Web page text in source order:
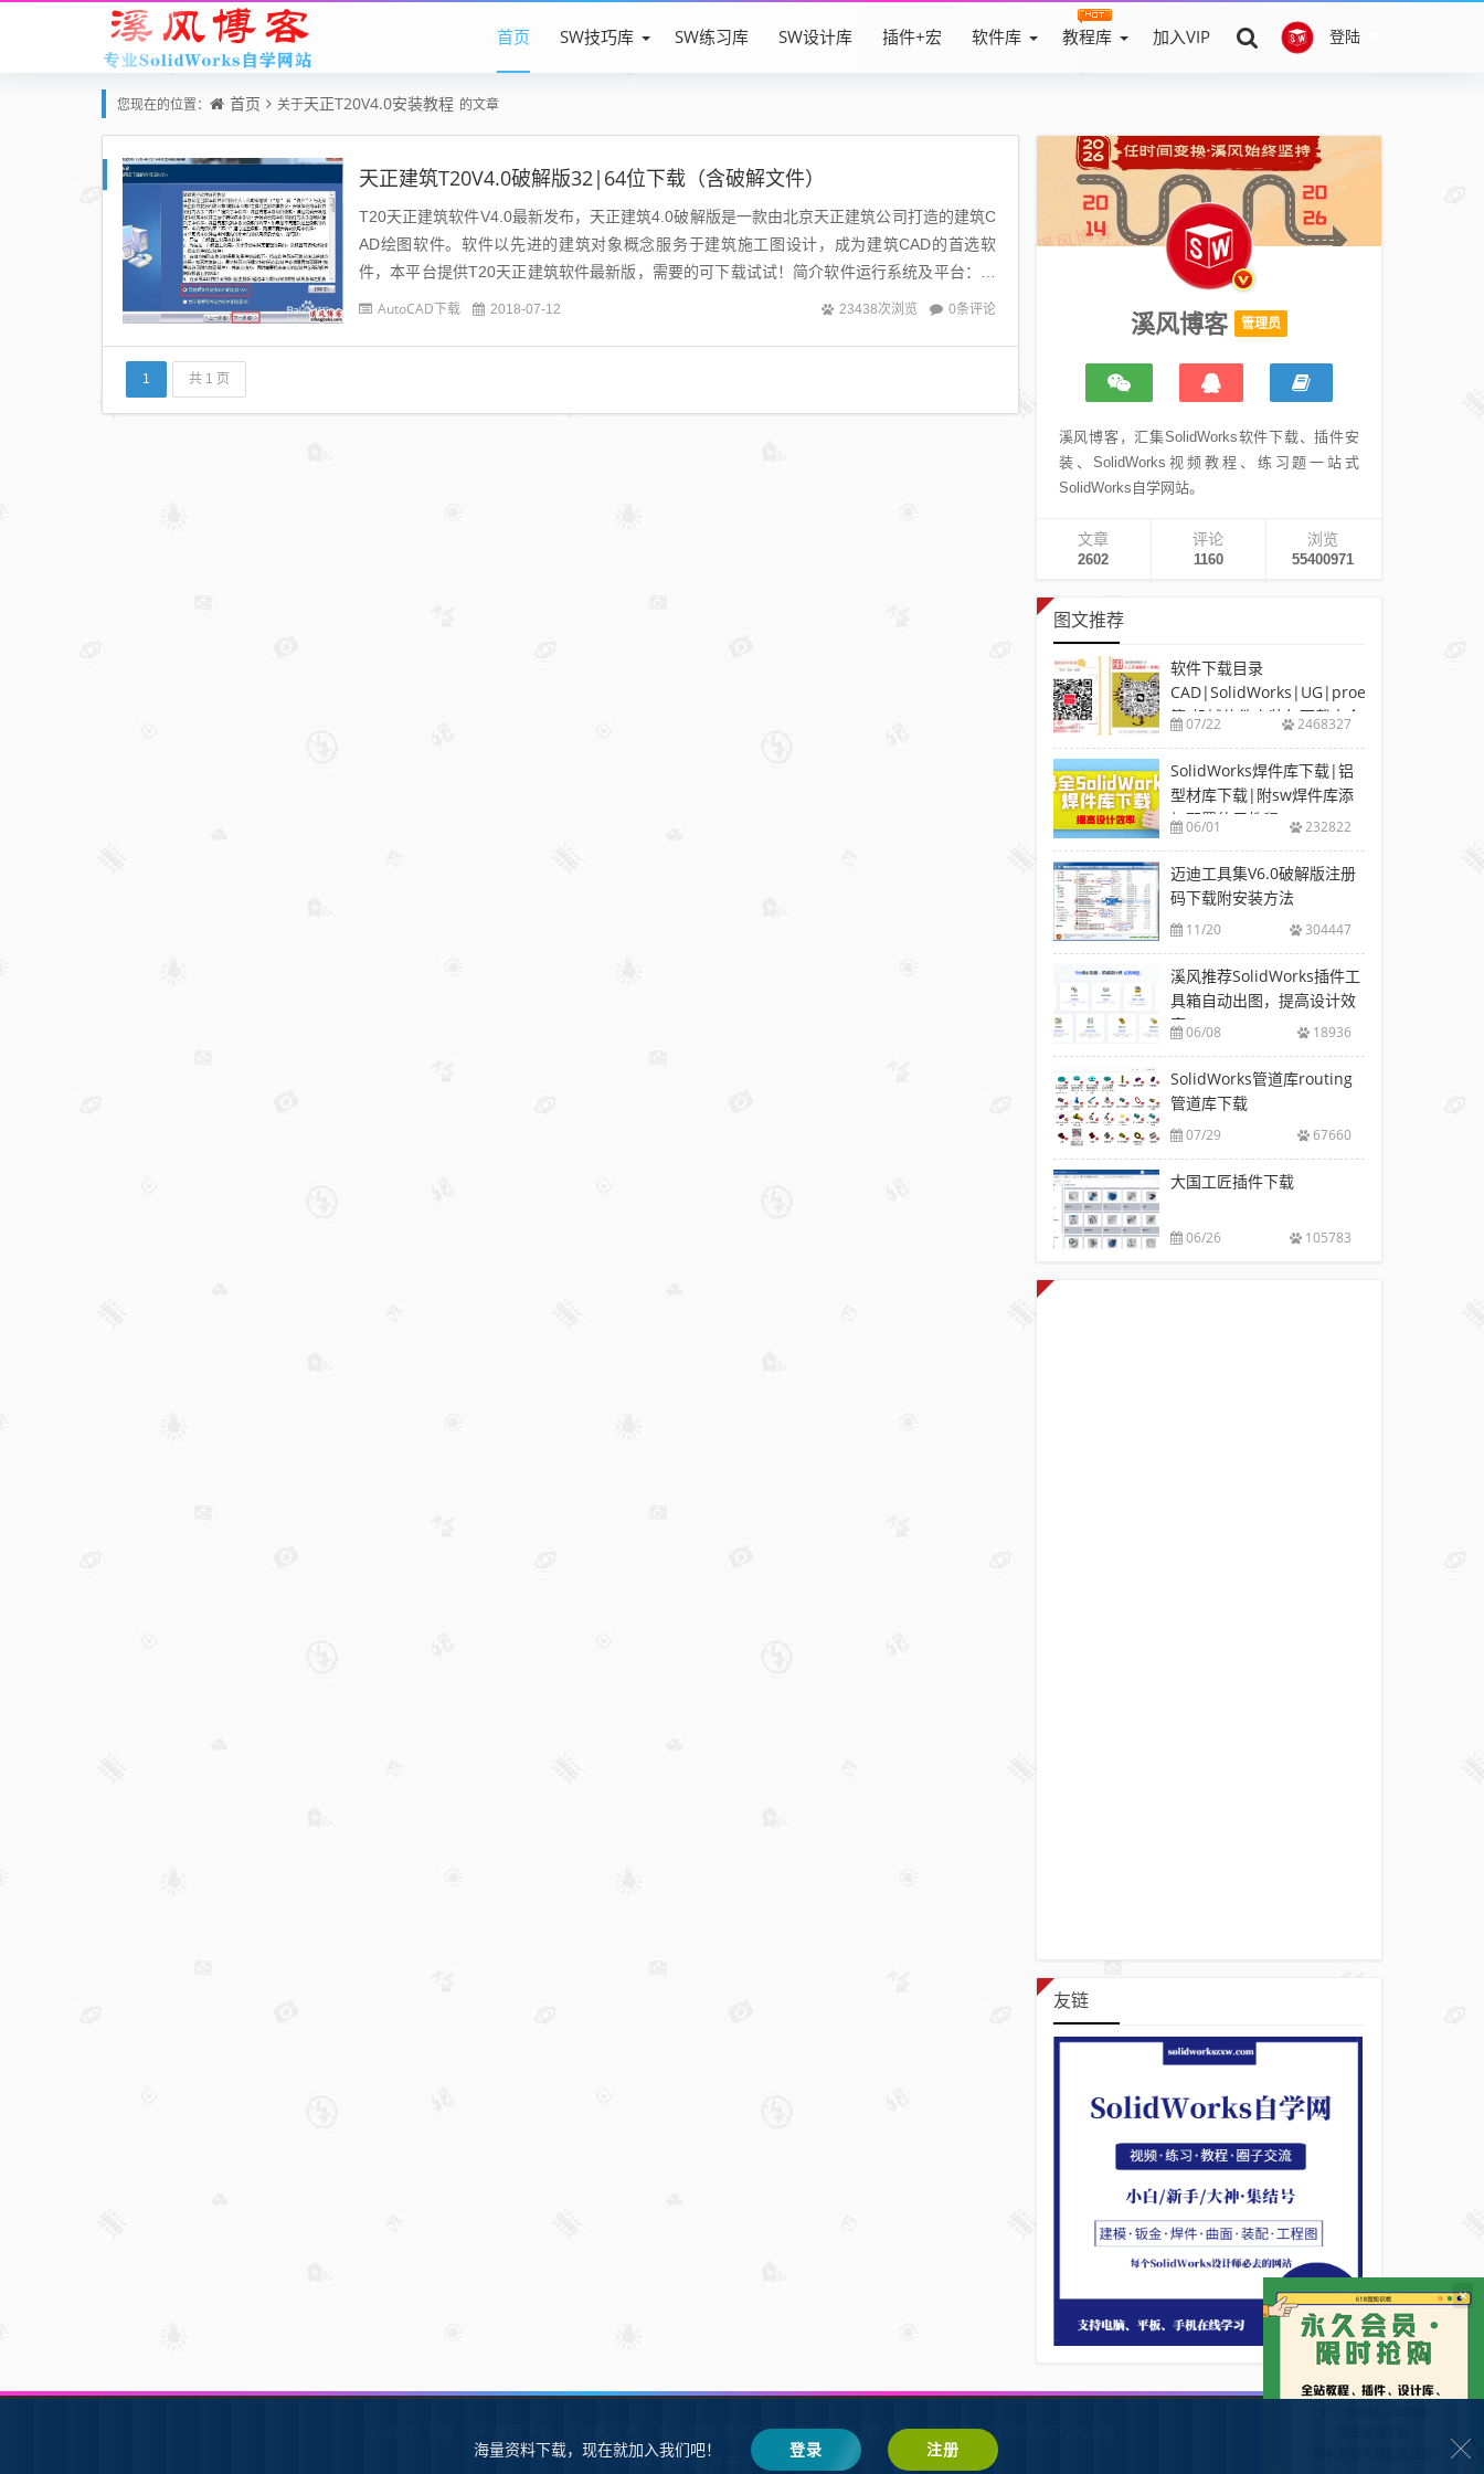
登陆
首页 SW技巧库 SW练习库 SW设计库 插件+宏 软件库 教程库 加入VIP
您现在的位置： 首页 关于天正T20V4.0安装教程 的文章
天正建筑T20V4.0破解版32|64位下载（含破解文件）
T20天正建筑软件V4.0最新发布，天正建筑4.0破解版是一款由北京天正建筑公司打造的建筑C
AD绘图软件。软件以先进的建筑对象概念服务于建筑施工图设计，成为建筑CAD的首选软
件，本平台提供T20天正建筑软件最新版，需要的可下载试试！简介软件运行系统及平台：操
作系统： Windows 7 32/64位...
AutoCAD下载 2018-07-12 23438次浏览 0条评论
1 共 1 页
溪风博客 管理员
溪风博客，汇集SolidWorks软件下载、插件安
装、SolidWorks视频教程、练习题一站式
SolidWorks自学网站。
文章
2602
评论
1160
浏览
55400971
图文推荐
软件下载目录
CAD|SolidWorks|UG|proe
等-机械软件安装包下载大全
07/22 2468327
SolidWorks焊件库下载|铝
型材库下载|附sw焊件库添
加配置使用教程
06/01 232822
迈迪工具集V6.0破解版注册
码下载附安装方法
11/20 304447
溪风推荐SolidWorks插件工
具箱自动出图，提高设计效
率06/08 18936
SolidWorks管道库routing
管道库下载
07/29 67660
大国工匠插件下载
06/26 105783
友链
鲁ICP备2021002287号-1鲁公网安备 37132902372928号
SW自学网 Z-BlogPHP 搭建
×
海量资料下载，现在就加入我们吧！ 登录 注册